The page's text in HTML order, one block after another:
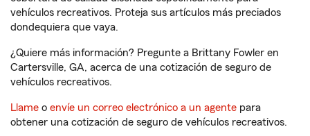
vehículos recreativos. Proteja sus artículos más preciados
dondequiera que vaya.
¿Quiere más información? Pregunte a Brittany Fowler en
Cartersville, GA, acerca de una cotización de seguro de
vehículos recreativos.
Llame o envíe un correo electrónico a un agente para
obtener una cotización de seguro de vehículos recreativos.